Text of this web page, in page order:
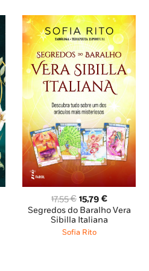
17,55€ O
preço
original
era:
15,79 €O
preço
atual
Segredos do Baralho Vera
Sibilla Italiana
Sofia Rito